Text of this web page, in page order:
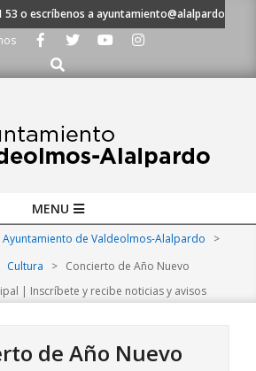
o escríbenos a ayuntamiento@alalpardo.org
Buscar
MENU
Ayuntamiento de Valdeolmos-Alalpardo
>
Cultura > Concierto de Año Nuevo
| Inscríbete y recibe noticias y avisos
de Año Nuevo